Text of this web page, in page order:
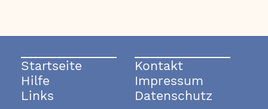
Startseite
Hilfe
Links
Kontakt
Impressum
Datenschutz